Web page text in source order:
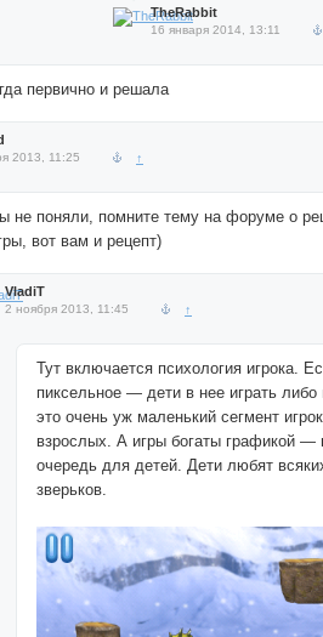
TheRabbit
16 января 2014, 13:11
первично и решала
2013, 11:25 ↑
не поняли, помните тему на форуме о
вот вам и рецепт)
VladiT
2 ноября 2013, 11:45 ↑
Тут включается психология игрока.
пиксельное — дети в нее играть либо
это очень уж маленький сегмент
взрослых. А игры богаты графикой —
очередь для детей. Дети любят
зверьков.